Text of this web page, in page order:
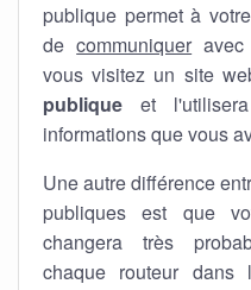
publique permet à
decommuniquer
vous visitez un site
publique et
informations que vous
Une autre différence
publiques est que
changera très
chaque routeur